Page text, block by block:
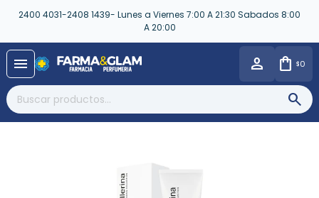
2400 4031-2408 1439- Lunes a Viernes 7:00 A 21:30 Sabados 8:00
A 20:00
menu $0